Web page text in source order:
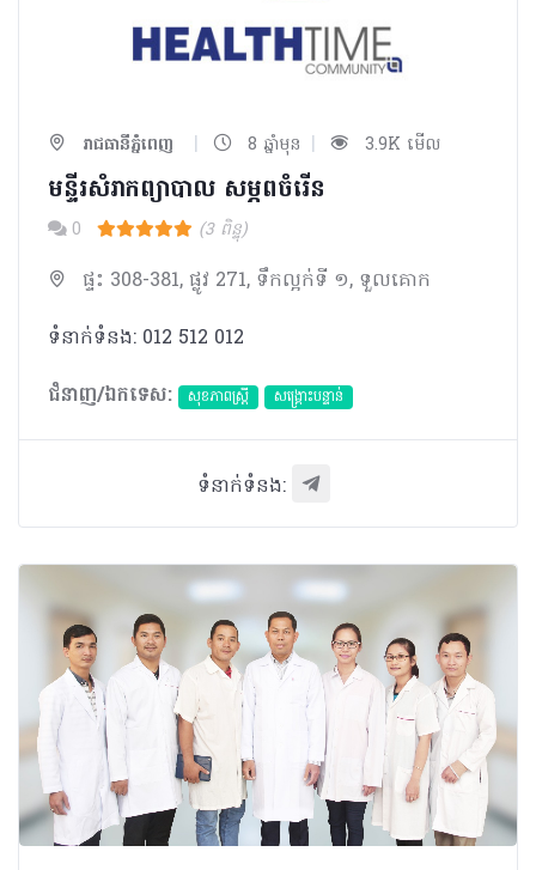
រាជធានីភ្នំពេញ | 8 ឆ្នាំមុន | 3.9K មើល
មន្ទីរសំរាកព្យាបាល សម្ភពចំរើន
0 (3 ពិន្ទុ)
ផ្ទះ 308-381, ផ្លូវ 271, ទឹកល្អក់ទី ១, ទួលគោក
ទំនាក់ទំនង: 012 512 012
ជំនាញ/ឯកទេស:
សុខភាពស្រ្តី សង្គ្រោះបន្ទាន់
ទំនាក់ទំនង: